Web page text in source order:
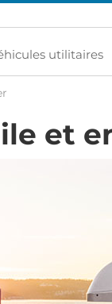
utilitaires
et